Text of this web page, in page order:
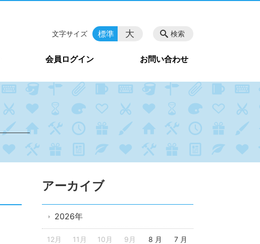
会員ログイン お問い合わせ
検索
文字サイズ 標準 大
アーカイブ
2026年
12月 11月 10月 9月 8 月 7 月